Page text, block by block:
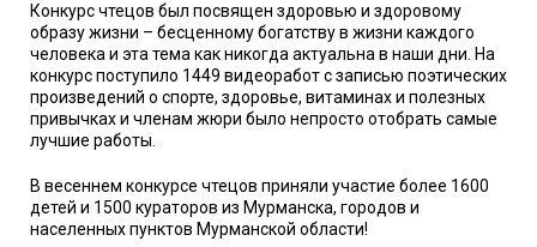
Конкурс чтецов был посвящен здоровью и здоровому
образу жизни – бесценному богатству в жизни каждого
человека и эта тема как никогда актуальна в наши дни. На
конкурс поступило 1449 видеоработ с записью поэтических
произведений о спорте, здоровье, витаминах и полезных
привычках и членам жюри было непросто отобрать самые
лучшие работы.
В весеннем конкурсе чтецов приняли участие более 1600
детей и 1500 кураторов из Мурманска, городов и
населенных пунктов Мурманской области!